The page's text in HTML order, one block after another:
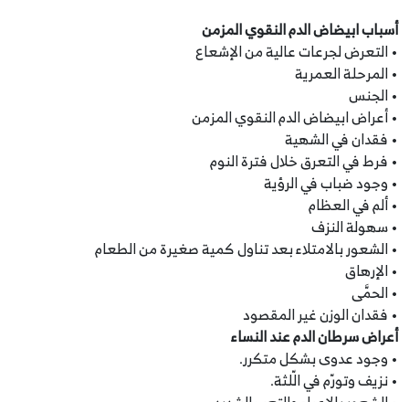
أسباب ابيضاض الدم النقوي المزمن
• التعرض لجرعات عالية من الإشعاع
• المرحلة العمرية
• الجنس
• أعراض ابيضاض الدم النقوي المزمن
• فقدان في الشهية
• فرط في التعرق خلال فترة النوم
• وجود ضباب في الرؤية
• ألم في العظام
• سهولة النزف
• الشعور بالامتلاء بعد تناول كمية صغيرة من الطعام
• الإرهاق
• الحمَّى
• فقدان الوزن غير المقصود
أعراض سرطان الدم عند النساء
• وجود عدوى بشكل متكرر.
• نزيف وتورّم في الّلثة.